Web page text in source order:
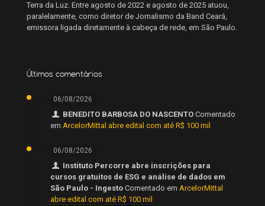
Terra da Luz. Entre agosto de 2022 e agosto de 2025 atuou,
paralelamente, como diretor de Jornalismo da Band Ceará,
emissora ligada diretamente à cabeça de rede, em São Paulo.
Últimos comentários
06/08/2026
BENEDITO BARBOSA DO NASCENTO Comentado
em ArcelorMittal abre edital com até R$ 100 mil
06/08/2026
Instituto Percorre abre inscrições para
cursos gratuitos de ESG e análise de dados em
São Paulo - Ingesto Comentado em ArcelorMittal
abre edital com até R$ 100 mil